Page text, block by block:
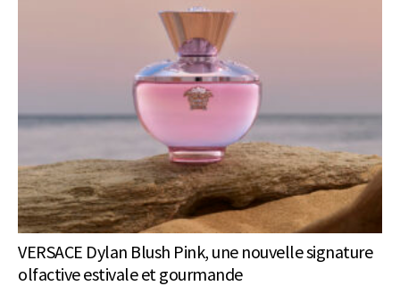
VERSACE Dylan Blush Pink, une nouvelle signature
olfactive estivale et gourmande